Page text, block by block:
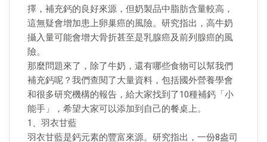
擇，補充鈣的良好來源，但奶製品中脂肪含量較高，
這無疑會增加患上卵巢癌的風險。研究指出，高牛奶
攝入量可能會增大骨折甚至是乳腺癌及前列腺癌的風
險。
那麼問題來了，除了牛奶，還有哪些食物可以幫我們
補充鈣呢？我們查閱了大量資料，包括國外營養學會
和很多研究機構的報告，給大家找到了10種補鈣「小
能手」，希望大家可以添加到自己的餐桌上。
1、羽衣甘藍
羽衣甘藍是鈣元素的豐富來源。研究指出，一份8盎司